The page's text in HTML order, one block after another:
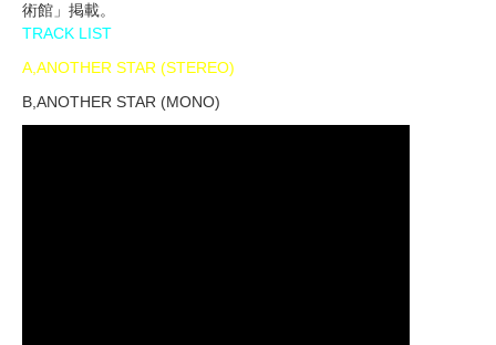
術館」掲載。
TRACK LIST
A,ANOTHER STAR (STEREO)
B,ANOTHER STAR (MONO)